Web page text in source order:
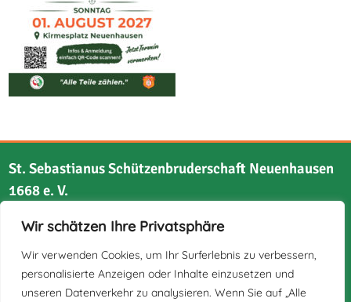
Wir schätzen Ihre Privatsphäre
Wir verwenden Cookies, um Ihr Surferlebnis zu verbessern,
personalisierte Anzeigen oder Inhalte einzusetzen und
unseren Datenverkehr zu analysieren. Wenn Sie auf „Alle
St. Sebastianus Schützenbruderschaft Neuenhausen
1668 e. V.
Bruchstraße 21